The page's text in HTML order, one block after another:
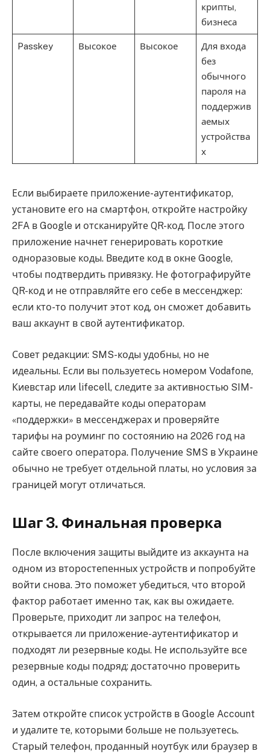
крипты,
бизнеса
Passkey Высокое Высокое
Для входа
без
обычного
пароля на
поддержив
аемых
устройства
х
Если выбираете приложение-аутентификатор,
установите его на смартфон, откройте настройку
2FA в Google и отсканируйте QR-код. После этого
приложение начнет генерировать короткие
одноразовые коды. Введите код в окне Google,
чтобы подтвердить привязку. Не фотографируйте
QR-код и не отправляйте его себе в мессенджер:
если кто-то получит этот код, он сможет добавить
ваш аккаунт в свой аутентификатор.
Совет редакции: SMS-коды удобны, но не
идеальны. Если вы пользуетесь номером Vodafone,
Киевстар или lifecell, следите за активностью SIM-
карты, не передавайте коды операторам
«поддержки» в мессенджерах и проверяйте
тарифы на роуминг по состоянию на 2026 год на
сайте своего оператора. Получение SMS в Украине
обычно не требует отдельной платы, но условия за
границей могут отличаться.
Шаг 3. Финальная проверка
После включения защиты выйдите из аккаунта на
одном из второстепенных устройств и попробуйте
войти снова. Это поможет убедиться, что второй
фактор работает именно так, как вы ожидаете.
Проверьте, приходит ли запрос на телефон,
открывается ли приложение-аутентификатор и
подходят ли резервные коды. Не используйте все
резервные коды подряд: достаточно проверить
один, а остальные сохранить.
Затем откройте список устройств в Google Account
и удалите те, которыми больше не пользуетесь.
Старый телефон, проданный ноутбук или браузер в